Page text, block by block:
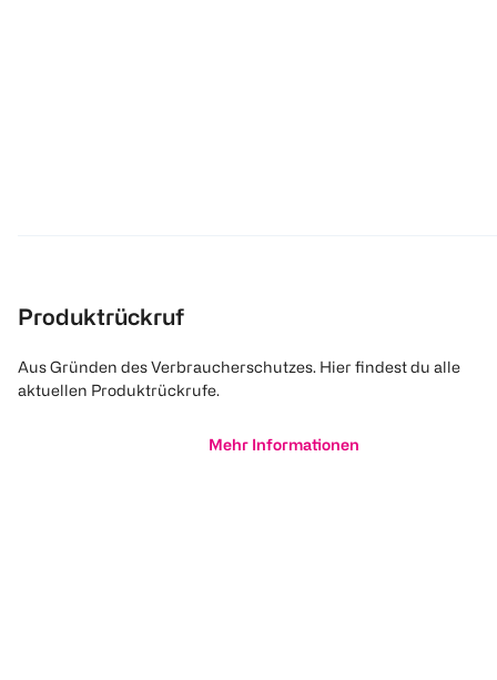
Produktrückruf
Aus Gründen des Verbraucherschutzes. Hier findest du alle
aktuellen Produktrückrufe.
Mehr Informationen